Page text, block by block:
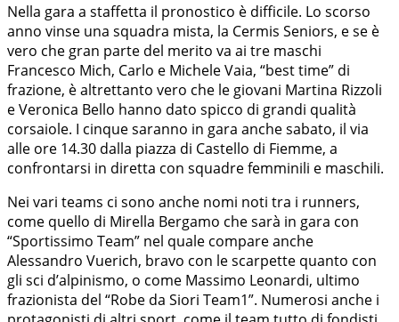
Nella gara a staffetta il pronostico è difficile. Lo scorso
anno vinse una squadra mista, la Cermis Seniors, e se è
vero che gran parte del merito va ai tre maschi
Francesco Mich, Carlo e Michele Vaia, “best time” di
frazione, è altrettanto vero che le giovani Martina Rizzoli
e Veronica Bello hanno dato spicco di grandi qualità
corsaiole. I cinque saranno in gara anche sabato, il via
alle ore 14.30 dalla piazza di Castello di Fiemme, a
confrontarsi in diretta con squadre femminili e maschili.
Nei vari teams ci sono anche nomi noti tra i runners,
come quello di Mirella Bergamo che sarà in gara con
“Sportissimo Team” nel quale compare anche
Alessandro Vuerich, bravo con le scarpette quanto con
gli sci d’alpinismo, o come Massimo Leonardi, ultimo
frazionista del “Robe da Siori Team1”. Numerosi anche i